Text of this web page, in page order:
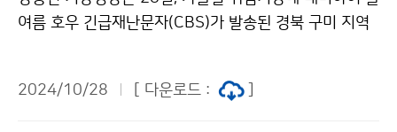
여름 호우 긴급재난문자(CBS)가 발송된 경북 구미 지역
대한 주민들의 현장의견을 청취하였다.
2024/10/28 [ 다운로드 :